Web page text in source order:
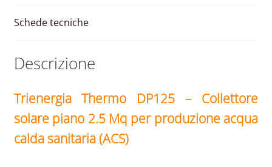
Schede tecniche
Descrizione
Trienergia Thermo DP125 – Collettore
solare piano 2.5 Mq per produzione acqua
calda sanitaria (ACS)